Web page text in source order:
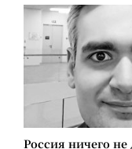
Россия ничего